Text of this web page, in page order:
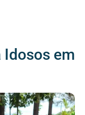
em